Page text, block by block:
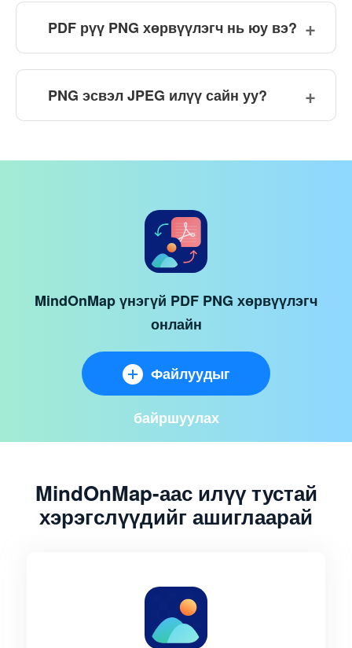
PDF рүү PNG хөрвүүлэгч нь юу вэ?
PNG эсвэл JPEG илүү сайн уу?
MindOnMap үнэгүй PDF PNG хөрвүүлэгч
онлайн
Файлуудыг
байршуулах
MindOnMap-аас илүү тустай
хэрэгслүүдийг ашиглаарай